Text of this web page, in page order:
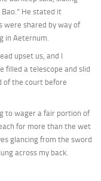
He stated it
were shared by way of
in Aeternum.
upset us, and I
filled a telescope and slid
of the court before
to wager a fair portion of
for more than the wet
glancing from the sword
across my back.